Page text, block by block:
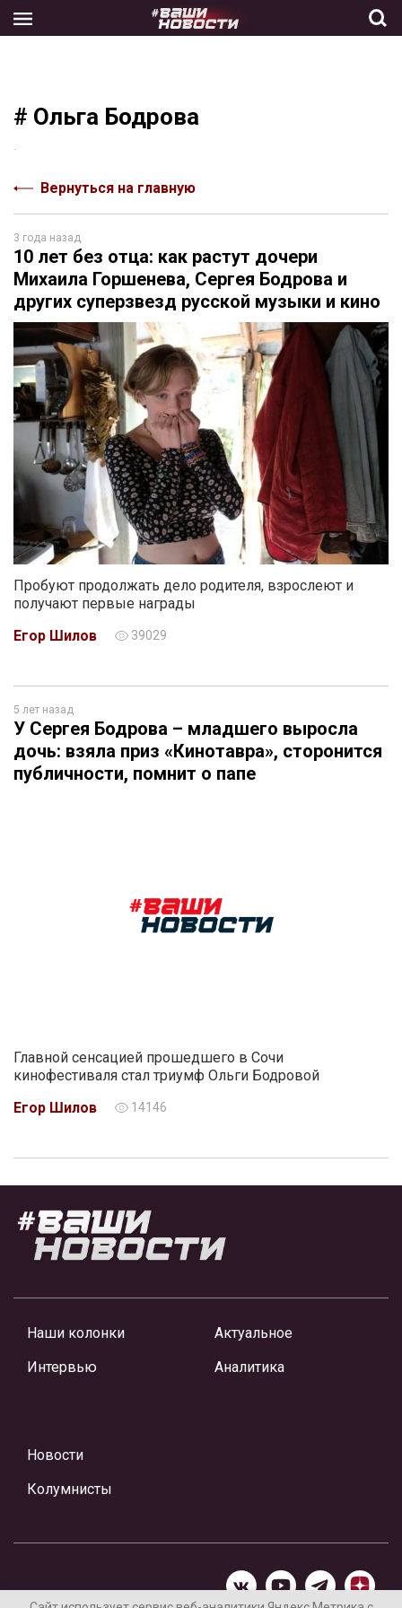
the
# Ольга Бодрова
Вернуться на главную
3 года назад
10 лет без отца: как растут дочери
Михаила Горшенева, Сергея Бодрова и
других суперзвезд русской музыки и кино
Пробуют продолжать дело родителя, взрослеют и
получают первые награды
Егор Шилов
39029
5 лет назад
У Сергея Бодрова – младшего выросла
дочь: взяла приз «Кинотавра», сторонится
публичности, помнит о папе
Главной сенсацией прошедшего в Сочи
кинофестиваля стал триумф Ольги Бодровой
Егор Шилов
14146
Наши колонки
Интервью
Актуальное
Аналитика
Новости
Колумнисты